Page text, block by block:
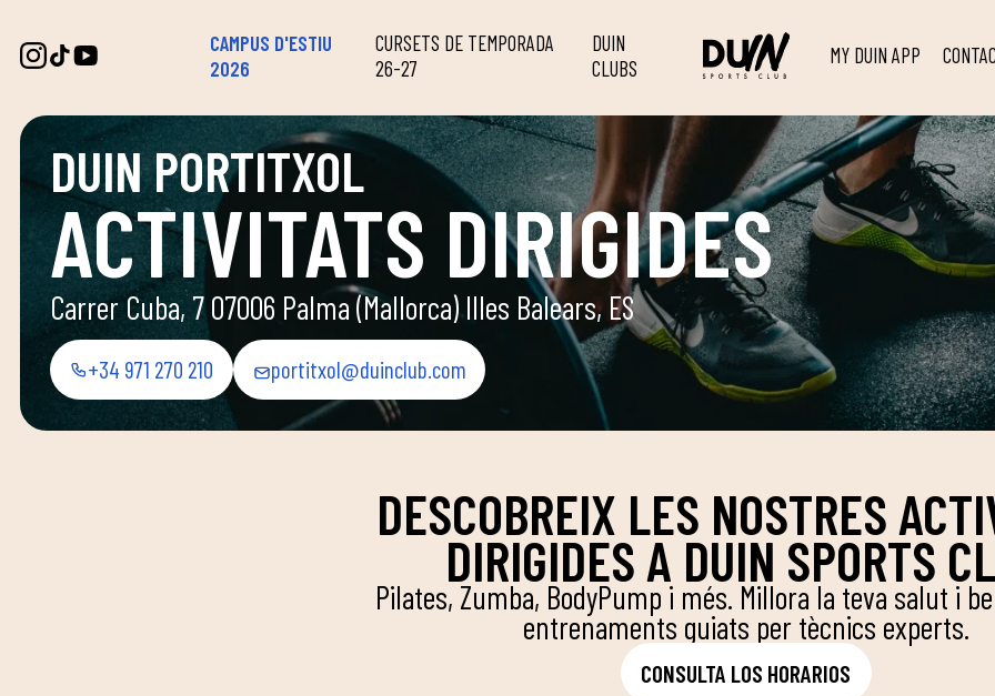
CAMPUS D'ESTIU
2026
CURSETS DE TEMPORADA
26-27
DUIN
CLUBS
MY DUIN APP
DUIN PORTITXOL
ACTIVITATS DIRIGIDES
Carrer Cuba, 7 07006 Palma (Mallorca) Illes Balears, ES
+34 971 270 210 portitxol@duinclub.com
DESCOBREIX LES NOSTRES
DIRIGIDES A DUIN SPORTS
Pilates, Zumba, BodyPump i més. Millora la teva salut i
entrenaments guiats per tècnics experts.
CONSULTA LOS HORARIOS